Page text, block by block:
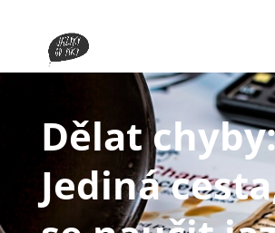
Dělat
Jediná